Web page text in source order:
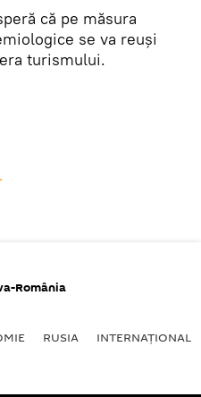
că pe măsura
se va reuși
turismului.
România
RUSIA INTERNAŢIONAL